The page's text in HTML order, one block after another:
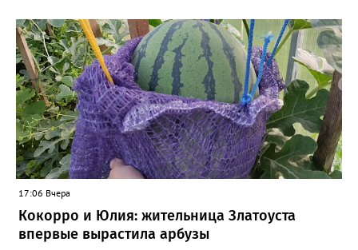
17:06 Вчера
Кокорро и Юлия: жительница Златоуста
впервые вырастила арбузы